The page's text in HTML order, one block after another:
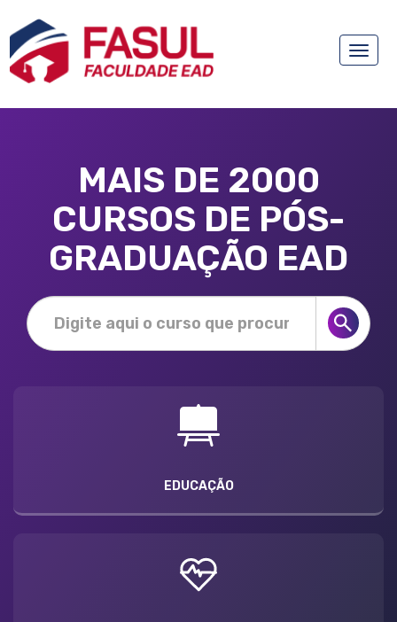
Toggle
MAIS DE 2000
CURSOS DE PÓS-
GRADUAÇÃO EAD
EDUCAÇÃO